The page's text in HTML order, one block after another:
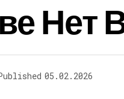
Нет
05.02.2026